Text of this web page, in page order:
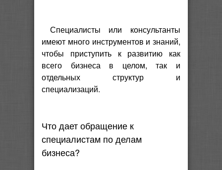
Специалисты или консультанты
имеют много инструментов и знаний,
чтобы приступить к развитию как
всего бизнеса в целом, так и
отдельных структур и
специализаций.
Что дает обращение к
специалистам по делам
бизнеса?